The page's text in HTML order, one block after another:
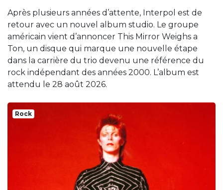
Après plusieurs années d’attente, Interpol est de
retour avec un nouvel album studio. Le groupe
américain vient d’annoncer This Mirror Weighs a
Ton, un disque qui marque une nouvelle étape
dans la carrière du trio devenu une référence du
rock indépendant des années 2000. L’album est
attendu le 28 août 2026.
Rock